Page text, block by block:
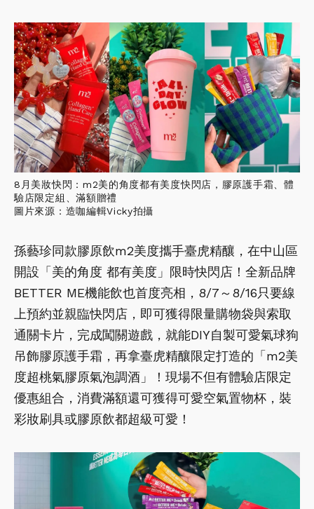
8月美妝快閃：m2美的角度都有美度快閃店，膠原護手霜、體
驗店限定組、滿額贈禮
圖片來源：造咖編輯Vicky拍攝
孫藝珍同款膠原飲m2美度攜手臺虎精釀，在中山區
開設「美的角度 都有美度」限時快閃店！全新品牌
BETTER ME機能飲也首度亮相，8/7～8/16只要線
上預約並親臨快閃店，即可獲得限量購物袋與索取
通關卡片，完成闖關遊戲，就能DIY自製可愛氣球狗
吊飾膠原護手霜，再拿臺虎精釀限定打造的「m2美
度超桃氣膠原氣泡調酒」！現場不但有體驗店限定
優惠組合，消費滿額還可獲得可愛空氣置物杯，裝
彩妝刷具或膠原飲都超級可愛！